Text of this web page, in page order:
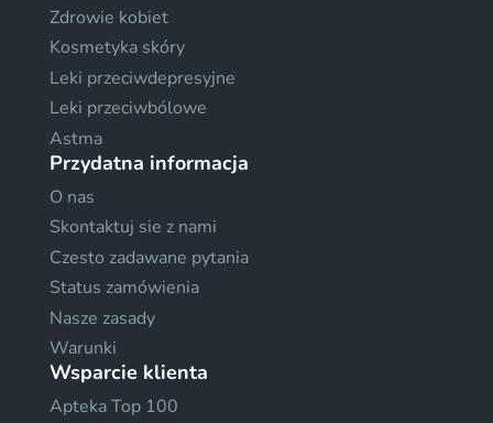
Zdrowie kobiet
Kosmetyka skóry
Leki przeciwdepresyjne
Leki przeciwbólowe
Astma
Przydatna informacja
O nas
Skontaktuj sie z nami
Czesto zadawane pytania
Status zamówienia
Nasze zasady
Warunki
Wsparcie klienta
Apteka Top 100